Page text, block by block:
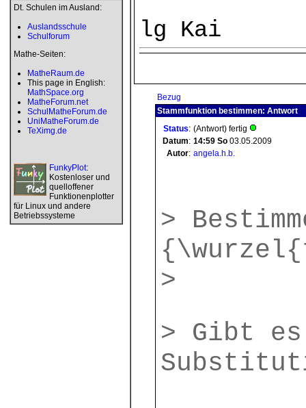
Dt. Schulen im Ausland:
Auslandsschule
Schulforum
Mathe-Seiten:
MatheRaum.de
This page in English:
MathSpace.org
MatheForum.net
SchulMatheForum.de
UniMatheForum.de
TeXimg.de
FunkyPlot:
Kostenloser und
quelloffener
Funktionenplotter
für Linux und andere
Betriebssysteme
lg Kai
Bezug
Stammfunktion bestimmen: Antwort
Status: (Antwort) fertig
Datum: 14:59 So 03.05.2009
Autor: angela.h.b.
>
>
> Gibt es